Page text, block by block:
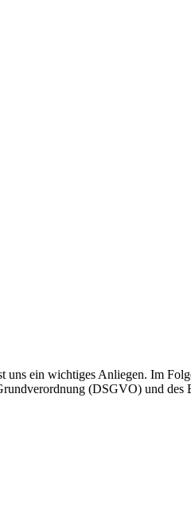
uns ein wichtiges Anliegen. Im
(DSGVO) und des